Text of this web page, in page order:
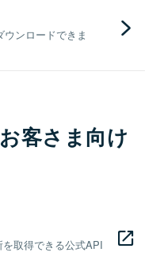
ンロードできま
客さま向け
取得できる公式API